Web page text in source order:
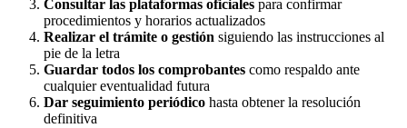
Consultar las plataformas oficiales para confirmar
procedimientos y horarios actualizados
Realizar el trámite o gestión siguiendo las instrucciones al
pie de la letra
Guardar todos los comprobantes como respaldo ante
cualquier eventualidad futura
Dar seguimiento periódico hasta obtener la resolución
definitiva